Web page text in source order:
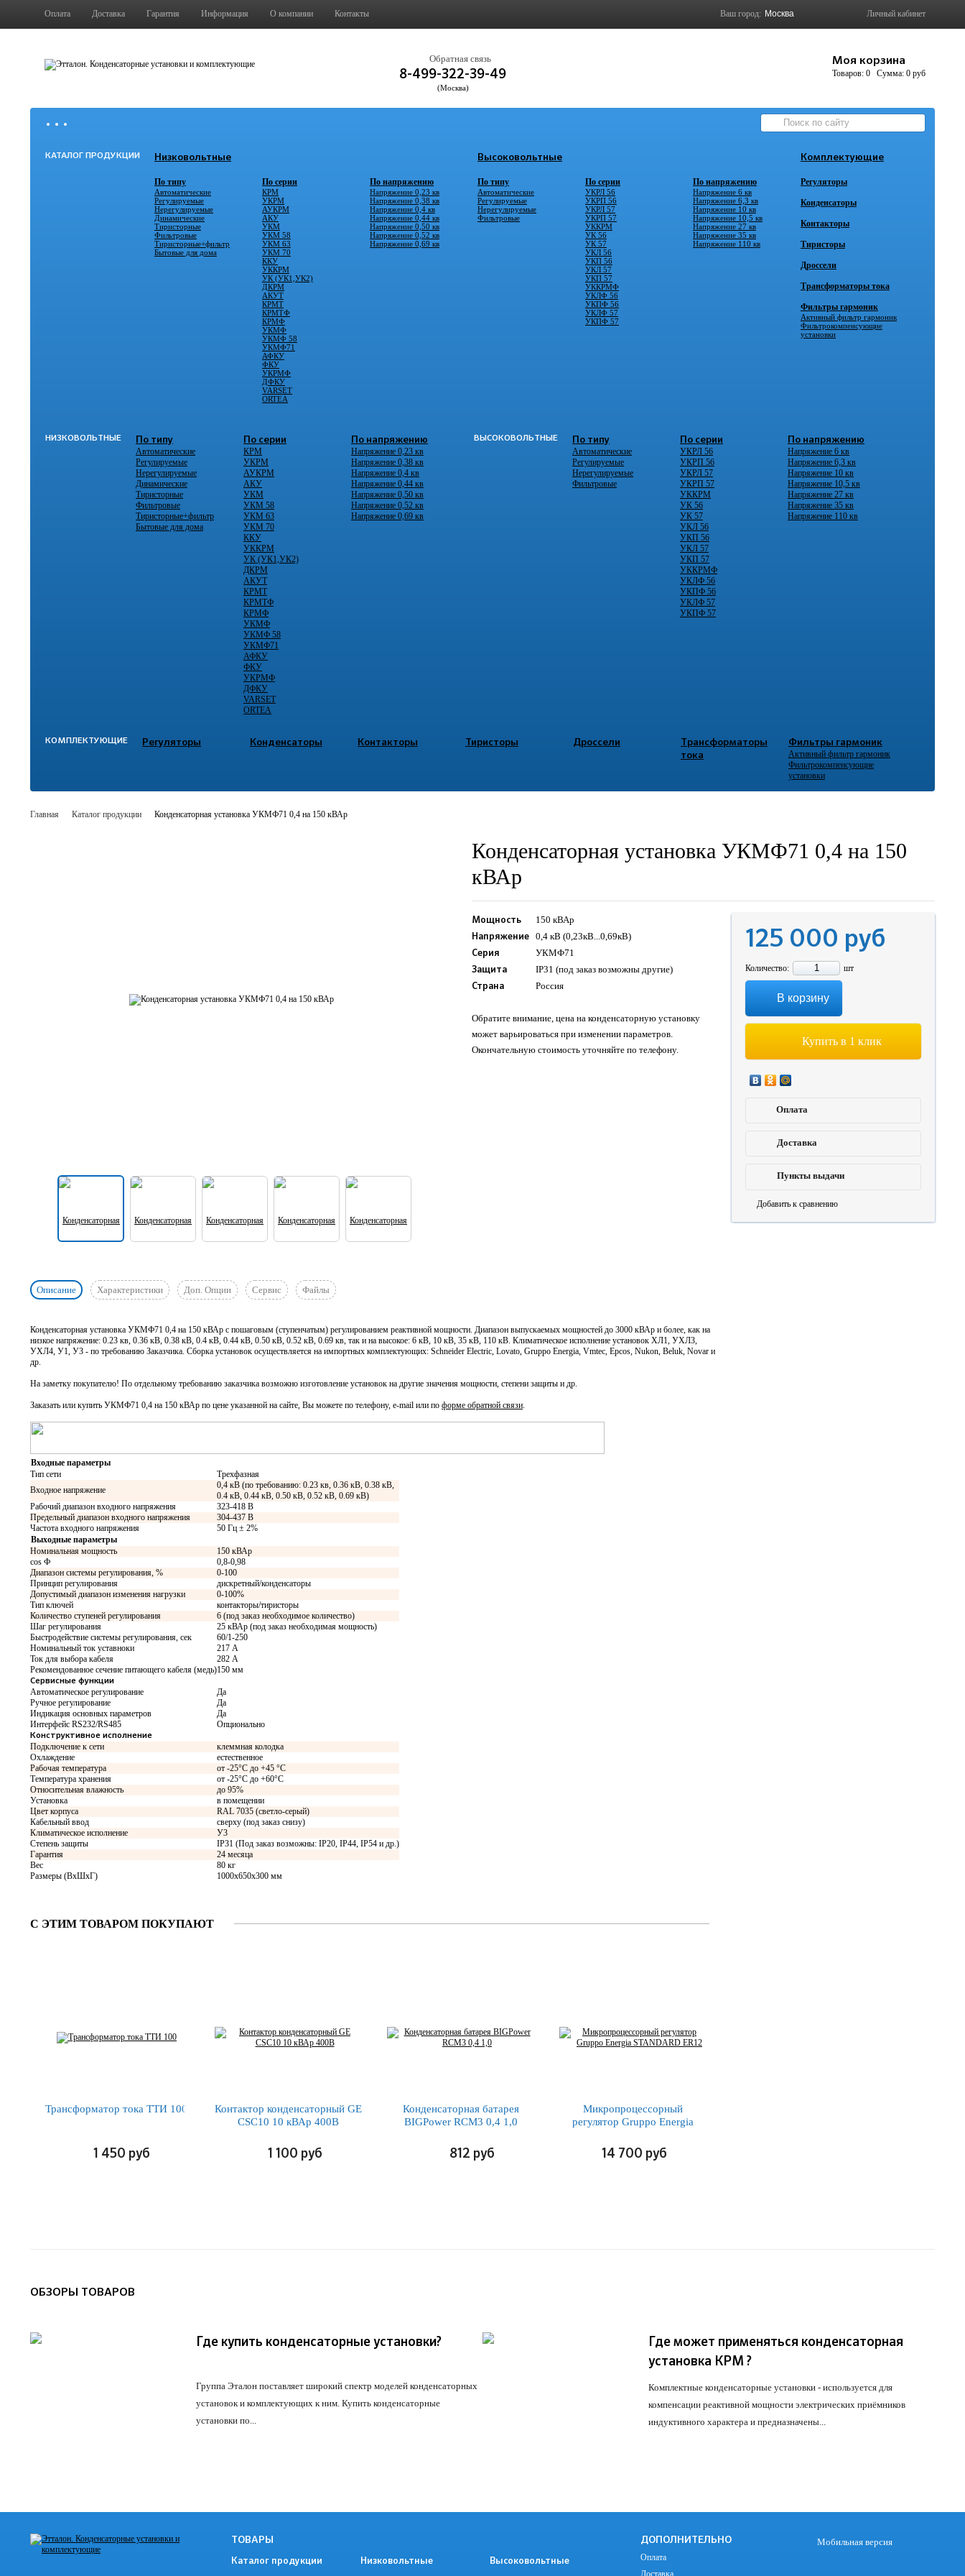
Оплата Доставка Гарантия Информация О компании Контакты Личный кабинет
Ваш город:
Моя корзина
Товаров: 0 Сумма: 0 руб
Обратная связь
8-499-322-39-49
(Москва)
• • •
КАТАЛОГ ПРОДУКЦИИ Низковольтные
По типу
Автоматические
Регулируемые
Нерегулируемые
Динамические
Тиристорные
Фильтровые
Тиристорные+фильтр
Бытовые для дома
По серии
КРМ
УКРМ
АУКРМ
АКУ
УКМ
УКМ 58
УКМ 63
УКМ 70
ККУ
УККРМ
УК (УК1,УК2)
ДКРМ
АКУТ
КРМТ
КРМТФ
КРМФ
УКМФ
УКМФ 58
УКМФ71
АФКУ
ФКУ
УКРМФ
ДФКУ
VARSET
ORTEA
По напряжению
Напряжение 0,23 кв
Напряжение 0,38 кв
Напряжение 0,4 кв
Напряжение 0,44 кв
Напряжение 0,50 кв
Напряжение 0,52 кв
Напряжение 0,69 кв
Высоковольтные
По типу
Автоматические
Регулируемые
Нерегулируемые
Фильтровые
По серии
УКРЛ 56
УКРП 56
УКРЛ 57
УКРП 57
УККРМ
УК 56
УК 57
УКЛ 56
УКП 56
УКЛ 57
УКП 57
УККРМФ
УКЛФ 56
УКПФ 56
УКЛФ 57
УКПФ 57
По напряжению
Напряжение 6 кв
Напряжение 6,3 кв
Напряжение 10 кв
Напряжение 10,5 кв
Напряжение 27 кв
Напряжение 35 кв
Напряжение 110 кв
Комплектующие
Регуляторы
Конденсаторы
Контакторы
Тиристоры
Дроссели
Трансформаторы тока
Фильтры гармоник
Активный фильтр гармоник
Фильтрокомпенсующие
установки
НИЗКОВОЛЬТНЫЕ
По типу
Автоматические
Регулируемые
Нерегулируемые
Динамические
Тиристорные
Фильтровые
Тиристорные+фильтр
Бытовые для дома
По серии
КРМ
УКРМ
АУКРМ
АКУ
УКМ
УКМ 58
УКМ 63
УКМ 70
ККУ
УККРМ
УК (УК1,УК2)
ДКРМ
АКУТ
КРМТ
КРМТФ
КРМФ
УКМФ
УКМФ 58
УКМФ71
АФКУ
ФКУ
УКРМФ
ДФКУ
VARSET
ORTEA
По напряжению
Напряжение 0,23 кв
Напряжение 0,38 кв
Напряжение 0,4 кв
Напряжение 0,44 кв
Напряжение 0,50 кв
Напряжение 0,52 кв
Напряжение 0,69 кв
ВЫСОКОВОЛЬТНЫЕ
По типу
Автоматические
Регулируемые
Нерегулируемые
Фильтровые
По серии
УКРЛ 56
УКРП 56
УКРЛ 57
УКРП 57
УККРМ
УК 56
УК 57
УКЛ 56
УКП 56
УКЛ 57
УКП 57
УККРМФ
УКЛФ 56
УКПФ 56
УКЛФ 57
УКПФ 57
По напряжению
Напряжение 6 кв
Напряжение 6,3 кв
Напряжение 10 кв
Напряжение 10,5 кв
Напряжение 27 кв
Напряжение 35 кв
Напряжение 110 кв
КОМПЛЕКТУЮЩИЕ Регуляторы Конденсаторы Контакторы Тиристоры Дроссели
Трансформаторы
тока
Фильтры гармоник
Активный фильтр гармоник
Фильтрокомпенсующие
установки
Главная Каталог продукции Конденсаторная установка УКМФ71 0,4 на 150 кВАр
Конденсаторная установка УКМФ71 0,4 на 150
кВАр
125 000 руб
Количество: шт
В корзину
Купить в 1 клик
Оплата
Доставка
Пункты выдачи
Добавить к сравнению
Мощность 150 кВАр
Напряжение 0,4 кВ (0,23кВ...0,69кВ)
Серия УКМФ71
Защита IP31 (под заказ возможны другие)
Страна Россия
Обратите внимание, цена на конденсаторную установку
может варьироваться при изменении параметров.
Окончательную стоимость уточняйте по телефону.
Описание Характеристики Доп. Опции Сервис Файлы
Конденсаторная установка УКМФ71 0,4 на 150 кВАр с пошаговым (ступенчатым) регулированием реактивной мощности. Диапазон выпускаемых мощностей до 3000 кВАр и более, как на
низкое напряжение: 0.23 кв, 0.36 кВ, 0.38 кВ, 0.4 кВ, 0.44 кВ, 0.50 кВ, 0.52 кВ, 0.69 кв, так и на высокое: 6 кВ, 10 кВ, 35 кВ, 110 кВ. Климатическое исполнение установок ХЛ1, УХЛ3,
УХЛ4, У1, У3 - по требованию Заказчика. Сборка установок осуществляется на импортных комплектующих: Schneider Electric, Lovato, Gruppo Energia, Vmtec, Epcos, Nukon, Beluk, Novar и
др.
На заметку покупателю! По отдельному требованию заказчика возможно изготовление установок на другие значения мощности, степени защиты и др.
Заказать или купить УКМФ71 0,4 на 150 кВАр по цене указанной на сайте, Вы можете по телефону, e-mail или по форме обратной связи.
Входные параметры
Тип сети
Трехфазная
Входное напряжение
0,4 кВ (по требованию: 0.23 кв, 0.36 кВ, 0.38 кВ,
0.4 кВ, 0.44 кВ, 0.50 кВ, 0.52 кВ, 0.69 кВ)
Рабочий диапазон входного напряжения
323-418 В
Предельный диапазон входного напряжения
304-437 В
Частота входного напряжения
50 Гц ± 2%
Выходные параметры
Номинальная мощность
150 кВАр
cos Ф
0,8-0,98
Диапазон системы регулирования, %
0-100
Принцип регулирования
дискретный/конденсаторы
Допустимый диапазон изменения нагрузки
0-100%
Тип ключей
контакторы/тиристоры
Количество ступеней регулирования
6 (под заказ необходимое количество)
Шаг регулирования
25 кВАр (под заказ необходимая мощность)
Быстродействие системы регулирования, сек
60/1-250
Номинальный ток уставноки
217 А
Ток для выбора кабеля
282 А
Рекомендованное сечение питающего кабеля (медь)150 мм
Сервисные функции
Автоматическое регулирование
Да
Ручное регулирование
Да
Индикация основных параметров
Да
Интерфейс RS232/RS485
Опционально
Конструктивное исполнение
Подключение к сети
клеммная колодка
Охлаждение
естественное
Рабочая температура
от -25°C до +45 °C
Температура хранения
от -25°C до +60°C
Относительная влажность
до 95%
Установка
в помещении
Цвет корпуса
RAL 7035 (светло-серый)
Кабельный ввод
сверху (под заказ снизу)
Климатическое исполнение
У3
Степень защиты
IP31 (Под заказ возможны: IP20, IP44, IP54 и др.)
Гарантия
24 месяца
Вес
80 кг
Размеры (ВхШхГ)
1000х650х300 мм
С ЭТИМ ТОВАРОМ ПОКУПАЮТ
Трансформатор тока ТТИ 100
1 450 руб
Контактор конденсаторный GE
CSC10 10 кВАр 400В
1 100 руб
Конденсаторная батарея
BIGPower RCM3 0,4 1,0
812 руб
Микропроцессорный
регулятор Gruppo Energia
14 700 руб
ОБЗОРЫ ТОВАРОВ
Где купить конденсаторные установки?
Группа Эталон поставляет широкий спектр моделей конденсаторных
установок и комплектующих к ним. Купить конденсаторные
установки по...
Где может применяться конденсаторная
установка КРМ ?
Комплектные конденсаторные установки - используется для
компенсации реактивной мощности электрических приёмников
индуктивного характера и предназначены...
ТОВАРЫ
Каталог продукции Низковольтные Высоковольтные
ДОПОЛНИТЕЛЬНО
Оплата
Доставка
Мобильная версия